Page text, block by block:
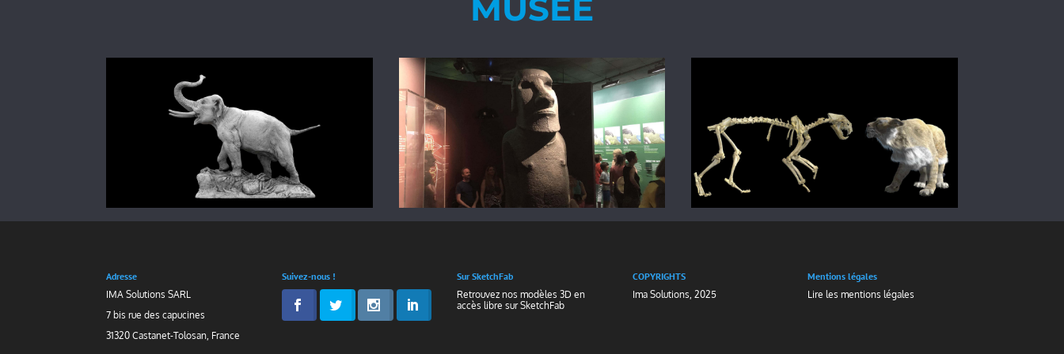
MUSÉE
Adresse
IMA Solutions SARL
7 bis rue des capucines
31320 Castanet-Tolosan, France
Suivez-nous !
Sur SketchFab
Retrouvez nos modèles 3D en
accès libre surSketchFab
COPYRIGHTS
Ima Solutions, 2025
Mentions légales
Lire les mentions légales